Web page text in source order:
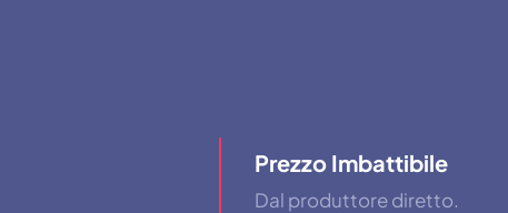
Prezzo Imbattibile
Dal produttore diretto.